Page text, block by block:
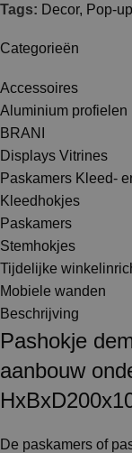
Categorieën
Accessoires
Aluminium profielen
BRANI
Displays Vitrines
Paskamers Kleed-
Kleedhokjes
Paskamers
Stemhokjes
Tijdelijke
Mobiele wanden
Tags: Decor, Pop-up
Beschrijving
Pashokje
aanbouw
De paskamers of